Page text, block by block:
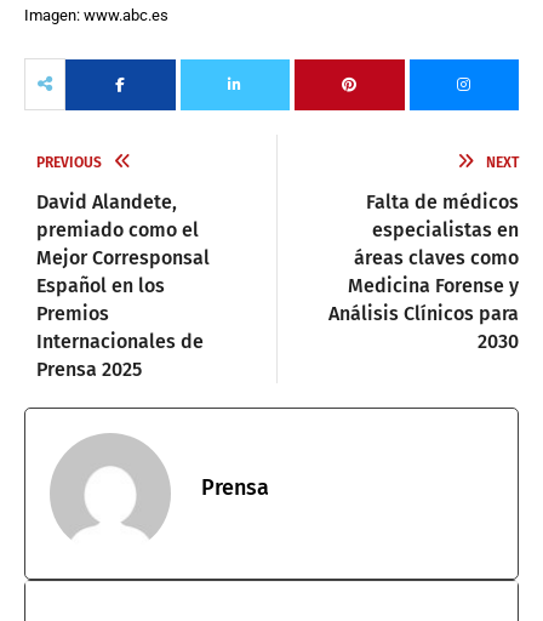
Imagen: www.abc.es
PREVIOUS
David Alandete,
premiado como el
Mejor Corresponsal
Español en los
Premios
Internacionales de
Prensa 2025
NEXT
Falta de médicos
especialistas en
áreas claves como
Medicina Forense y
Análisis Clínicos para
2030
Prensa